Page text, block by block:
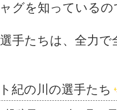
グを知っている
手たちは、全力
紀の川の選手たち